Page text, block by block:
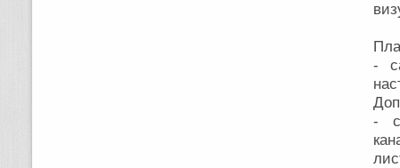
-
-